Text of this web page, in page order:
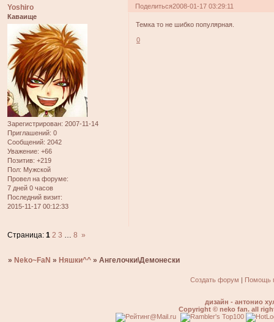
Поделиться2008-01-17 03:29:11
Yoshiro
Каваище
Зарегистрирован: 2007-11-14
Приглашений: 0
Сообщений: 2042
Уважение: +66
Позитив: +219
Пол: Мужской
Провел на форуме:
7 дней 0 часов
Последний визит:
2015-11-17 00:12:33
Темка то не шибко популярная.
0
Страница:1 2 3 8 »
» Neko~FaN » Няшки^^ »Ангелочки\Демонески
Создать форум | Помощь
дизайн - антонио
Copyright © neko fan. all